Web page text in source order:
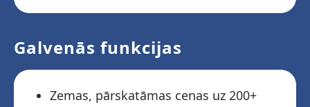
Galvenās funkcijas
Zemas, pārskatāmas cenas uz 200+